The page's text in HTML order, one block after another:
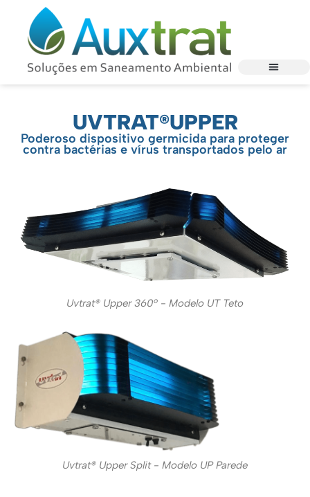
UVTRAT®UPPER
Poderoso dispositivo germicida para proteger
contra bactérias e vírus transportados pelo ar
Uvtrat® Upper 360º - Modelo UT Teto
Uvtrat® Upper Split - Modelo UP Parede